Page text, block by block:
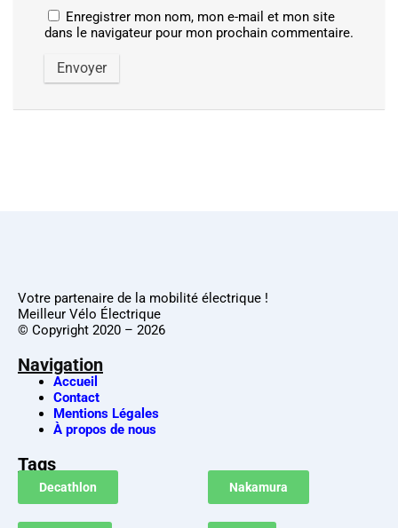
Enregistrer mon nom, mon e-mail et mon site
dans le navigateur pour mon prochain commentaire.
Votre partenaire de la mobilité électrique !
Meilleur Vélo Électrique
© Copyright 2020 – 2026
Navigation
Accueil
Contact
Mentions Légales
À propos de nous
Tags
Decathlon Nakamura